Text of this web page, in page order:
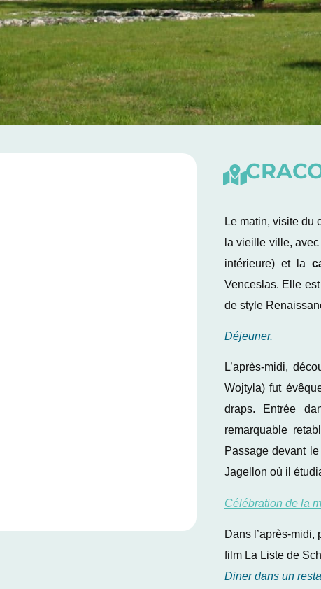
Le matin, visite du
la vieille ville,
intérieure) et la
Venceslas. Elle
de style
Déjeuner.
L’après-midi,
Wojtyla) fut
draps. Entrée
remarquable
Passage devant
Jagellon où il
Célébration de la
Dans l’après-
film La Liste de
Diner dans un